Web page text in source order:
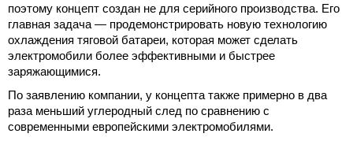
поэтому концепт создан не для серийного производства. Его
главная задача — продемонстрировать новую технологию
охлаждения тяговой батареи, которая может сделать
электромобили более эффективными и быстрее
заряжающимися.
По заявлению компании, у концепта также примерно в два
раза меньший углеродный след по сравнению с
современными европейскими электромобилями.